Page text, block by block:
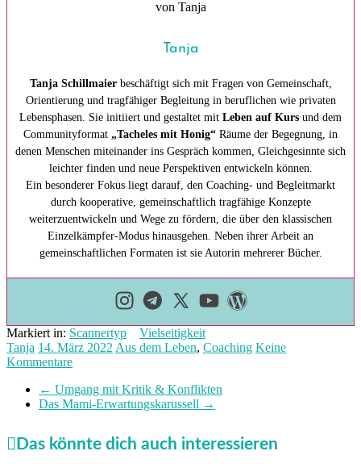
Tanja
Tanja Schillmaierbeschäftigt sich mit Fragen von Gemeinschaft,
Orientierung und tragfähiger Begleitung in beruflichen wie privaten
Lebensphasen. Sie initiiert und gestaltet mit Leben auf Kurs und dem
Communityformat „Tacheles mit Honig“ Räume der Begegnung, in
denen Menschen miteinander ins Gespräch kommen, Gleichgesinnte sich
leichter finden und neue Perspektiven entwickeln können.
Ein besonderer Fokus liegt darauf, den Coaching- und Begleitmarkt
durch kooperative, gemeinschaftlich tragfähige Konzepte
weiterzuentwickeln und Wege zu fördern, die über den klassischen
Einzelkämpfer-Modus hinausgehen. Neben ihrer Arbeit an
gemeinschaftlichen Formaten ist sie Autorin mehrerer Bücher.
Markiert in: Scannertyp
Vielseitigkeit
Tanja 14. März 2022 Aus dem Leben, Coaching Keine
Kommentare
← Umgang mit Kritik & Konflikten
Das Mami-Erwartungskarussell →
Das könnte dich auch interessieren